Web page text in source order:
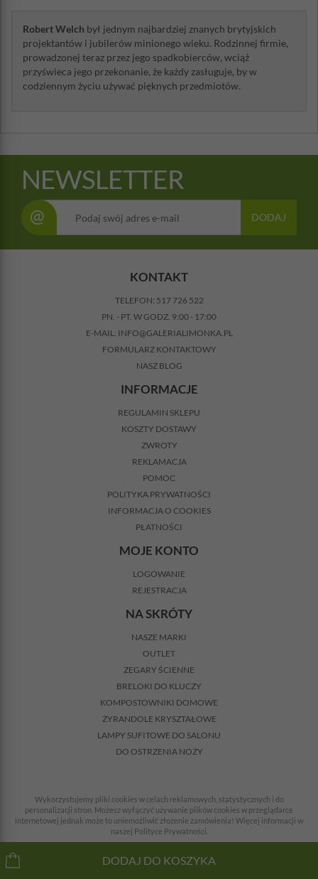
DODAJ DO KOSZYKA
Robert Welch był jednym najbardziej znanych brytyjskich
projektantów i jubilerów minionego wieku. Rodzinnej firmie,
prowadzonej teraz przez jego spadkobierców, wciąż
przyświeca jego przekonanie, że każdy zasługuje, by w
codziennym życiu używać pięknych przedmiotów.
NEWSLETTER
@ DODAJ
KONTAKT
TELEFON: 517 726 522
PN. - PT. W GODZ. 9:00 - 17:00
E-MAIL: INFO@GALERIALIMONKA.PL
FORMULARZ KONTAKTOWY
NASZ BLOG
INFORMACJE
REGULAMIN SKLEPU
KOSZTY DOSTAWY
ZWROTY
REKLAMACJA
POMOC
POLITYKA PRYWATNOŚCI
INFORMACJA O COOKIES
PŁATNOŚCI
MOJE KONTO
LOGOWANIE
REJESTRACJA
NA SKRÓTY
NASZE MARKI
OUTLET
ZEGARY ŚCIENNE
BRELOKI DO KLUCZY
KOMPOSTOWNIKI DOMOWE
ŻYRANDOLE KRYSZTAŁOWE
LAMPY SUFITOWE DO SALONU
DO OSTRZENIA NOŻY
Wykorzystujemy pliki cookies w celach reklamowych, statystycznych i do
personalizacji stron. Możesz wyłączyć używanie plików cookies w przeglądarce
internetowej jednak może to uniemożliwić złożenie zamówienia! Więcej informacji w
naszej Polityce Prywatności.